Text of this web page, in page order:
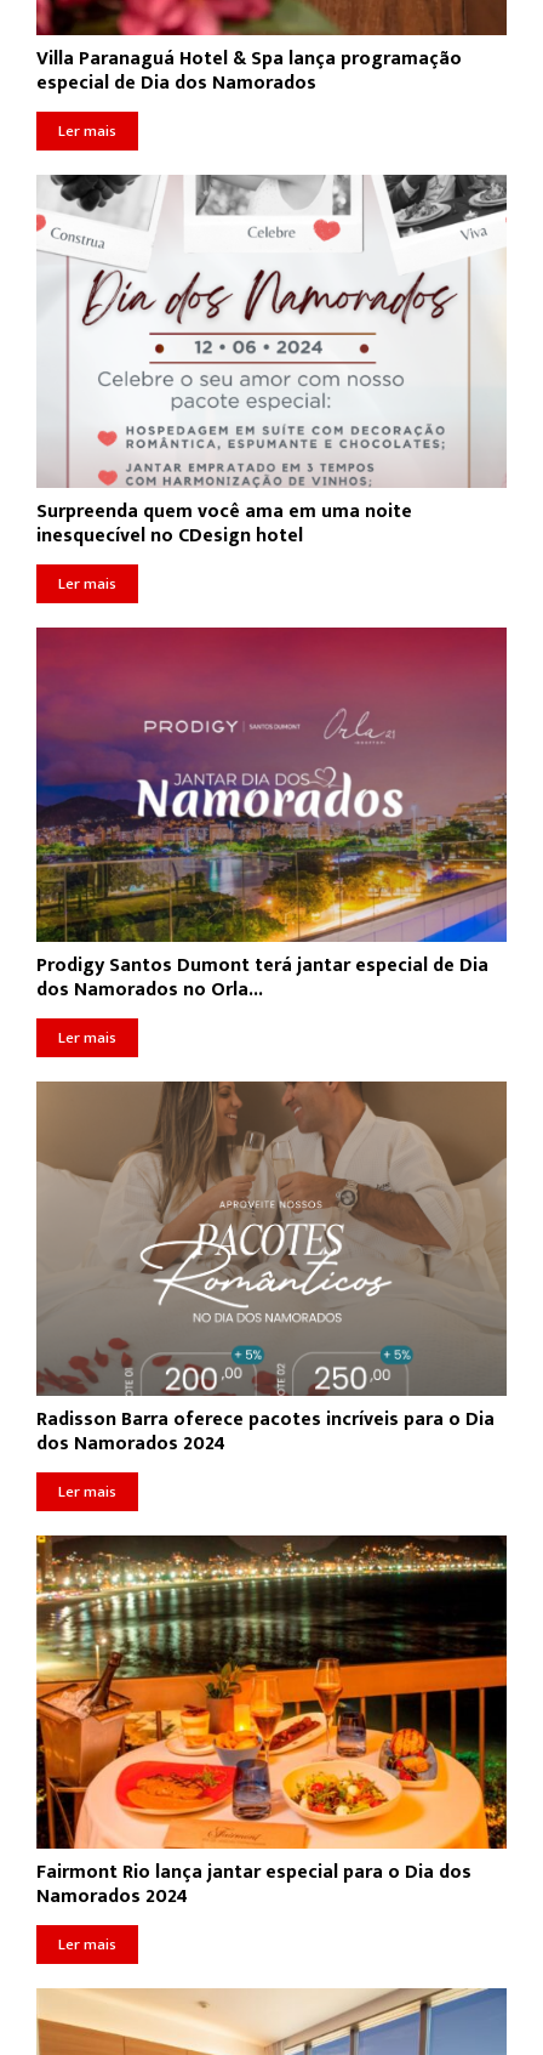
Villa Paranaguá Hotel & Spa lança programação
especial de Dia dos Namorados
Ler mais
Surpreenda quem você ama em uma noite
inesquecível no CDesign hotel
Ler mais
Prodigy Santos Dumont terá jantar especial de Dia
dos Namorados no Orla...
Ler mais
Radisson Barra oferece pacotes incríveis para o Dia
dos Namorados 2024
Ler mais
Fairmont Rio lança jantar especial para o Dia dos
Namorados 2024
Ler mais